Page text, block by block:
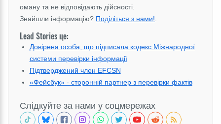
оману та не відповідають дійсності.
Знайшли інформацію? Поділіться з нами!
Lead Stories це:
Довірена особа, що підписала кодекс Міжнародної
системи перевірки інформації
Підтверджений член EFCSN
«Фейсбук» - сторонній партнер з перевірки фактів
Слідкуйте за нами у соцмережах